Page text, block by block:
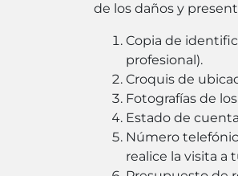
de los daños y
Copia de
profesional).
Croquis de
Fotografías de
Estado de
Número
realice la visita a